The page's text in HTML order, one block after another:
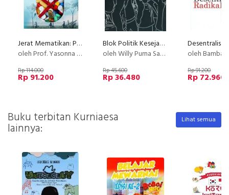
Jerat Mematikan: Prespektif Kesejahteraan Ekonomi dalam Penyalahgunaan Narkoba
oleh Prof. Yasonna H. Laoly, SH., MSc., Ph.D.
Rp 114.000
Rp 91.200
Blok Politik Kesejahteraan Merebut Kembali Demokrasi
oleh Willy Purna Samadhi
Rp 45.600
Rp 36.480
oleh Bambang
Rp 91.200
Rp 72.960
Buku terbitan Kurniaesa
lainnya:
Lihat semua